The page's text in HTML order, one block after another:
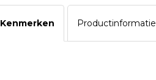
Kenmerken Productinformatie